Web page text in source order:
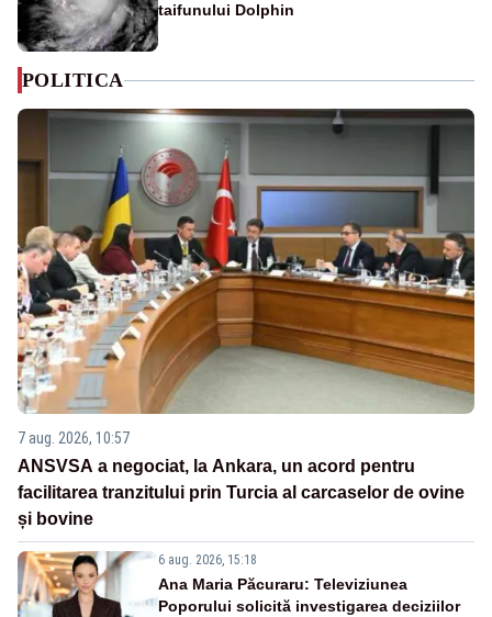
taifunului Dolphin
POLITICA
7 aug. 2026, 10:57
ANSVSA a negociat, la Ankara, un acord pentru
facilitarea tranzitului prin Turcia al carcaselor de ovine
și bovine
6 aug. 2026, 15:18
Ana Maria Păcuraru: Televiziunea
Poporului solicită investigarea deciziilor